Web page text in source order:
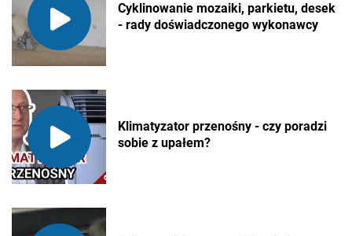
Cyklinowanie mozaiki, parkietu, desek
- rady doświadczonego wykonawcy
Klimatyzator przenośny - czy poradzi
sobie z upałem?